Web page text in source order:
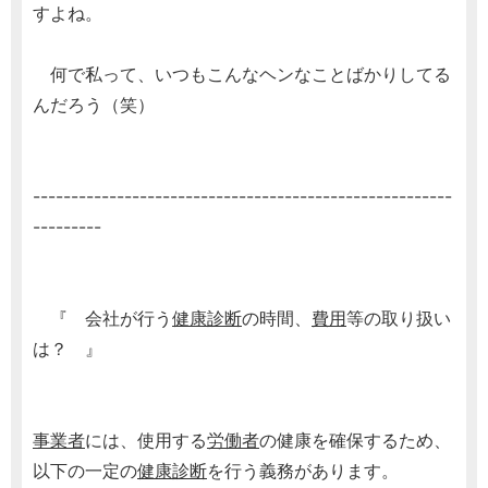
すよね。
何で私って、いつもこんなヘンなことばかりしてる
んだろう（笑）
-------------------------------------------------------
---------
『 会社が行う 健康診断の時間、 費用等の取り扱い
は？ 』
事業者には、使用する労働者の健康を確保するため、
以下の一定の健康診断を行う義務があります。